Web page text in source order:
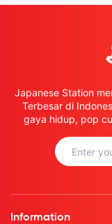
Japanese Station
Terbesar di
gaya hidup, pop
Information